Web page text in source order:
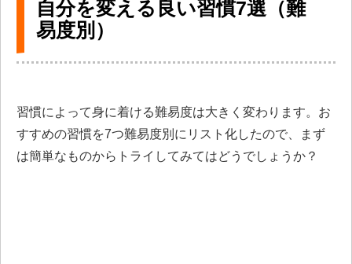
自分を変える良い習慣7選（難
易度別）
習慣によって身に着ける難易度は大きく変わります。お
すすめの習慣を7つ難易度別にリスト化したので、まず
は簡単なものからトライしてみてはどうでしょうか？